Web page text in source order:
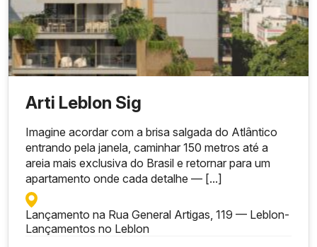
Arti Leblon Sig
Imagine acordar com a brisa salgada do Atlântico
entrando pela janela, caminhar 150 metros até a
areia mais exclusiva do Brasil e retornar para um
apartamento onde cada detalhe — [...]
Lançamento na Rua General Artigas, 119 — Leblon-
Lançamentos no Leblon